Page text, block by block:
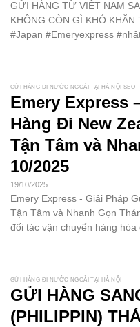
GỬI HÀNG TỪ VIỆT NAM
KHÔNG CÒN GÌ KHÓ
#Japan #Emeryexpress
GỬI HÀNG ĐI NƯỚC NGOÀI TẠI HÀ NỘI SEO
Emery Express
Hàng Đi New
Tận Tâm và
10/2025
19/10/2025
Emery Express - Giải Pháp
Tận Tâm và Nhanh Gọn
đối tác vận chuyển hàng hóa
GỬI HÀNG ĐI NƯỚC NGOÀI TẠI HÀ NỘI
GỬI HÀNG
(PHILIPPIN)